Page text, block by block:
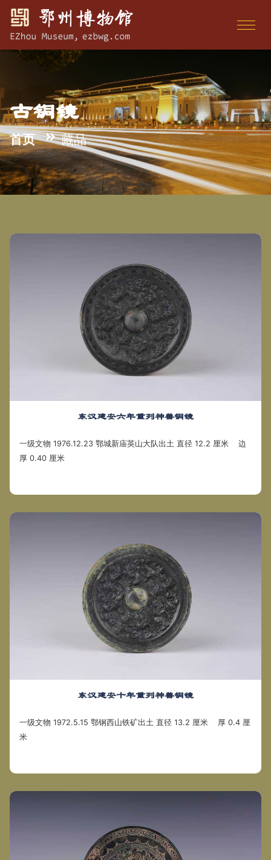
古铜镜
首页 藏品
东汉建安六年重列神兽铜镜
一级文物 1976.12.23 鄂城新庙英山大队出土 直径 12.2 厘米 边
厚 0.40 厘米
东汉建安十年重列神兽铜镜
一级文物 1972.5.15 鄂钢西山铁矿出土 直径 13.2 厘米 厚 0.4 厘
米